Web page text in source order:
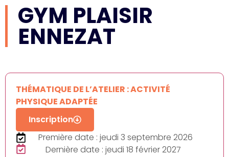
GYM PLAISIR
ENNEZAT
THÉMATIQUE DE L’ATELIER : ACTIVITÉ
PHYSIQUE ADAPTÉE
Inscription
Première date : jeudi 3 septembre 2026
Dernière date : jeudi 18 février 2027